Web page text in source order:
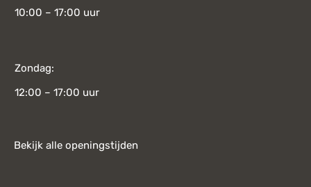
10:00 – 17:00 uur
Zondag:
12:00 – 17:00 uur
Bekijk alle openingstijden